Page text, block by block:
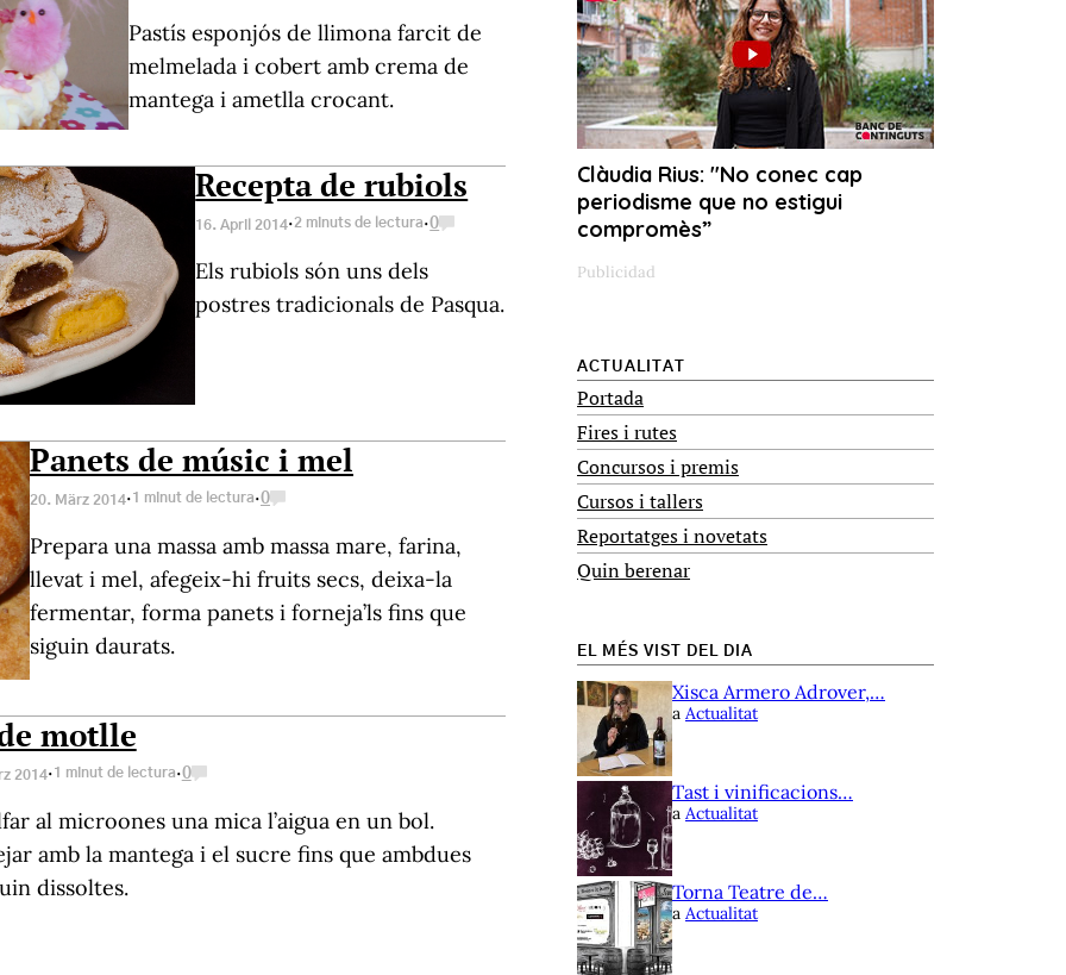
Pastís esponjós de llimona farcit de
melmelada i cobert amb crema de
mantega i ametlla crocant.
Recepta de rubiols
16. April 2014·2 minuts de lectura·0
Els rubiols són uns dels
postres tradicionals de Pasqua.
Panets de músic i mel
20. März 2014·1 minut de lectura·0
Prepara una massa amb massa mare, farina,
llevat i mel, afegeix-hi fruits secs, deixa-la
fermentar, forma panets i forneja’ls fins que
siguin daurats.
motlle
2014·1 minut de lectura·0
al microones una mica l’aigua en un bol.
amb la mantega i el sucre fins que ambdues
dissoltes.
ACTUALITAT
Portada
Fires i rutes
Concursos i premis
Cursos i tallers
Reportatges i novetats
Quin berenar
EL MÉS VIST DEL DIA
Xisca Armero Adrover,…
a Actualitat
Tast i vinificacions…
a Actualitat
Torna Teatre de…
a Actualitat